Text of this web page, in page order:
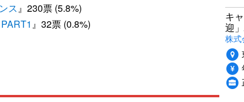
ス』230票 (5.8%)
』32票 (0.8%)
キ
迎
株式